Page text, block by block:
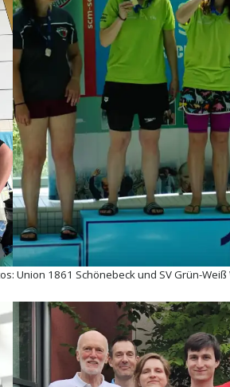
Union 1861 Schönebeck und SV Grün-